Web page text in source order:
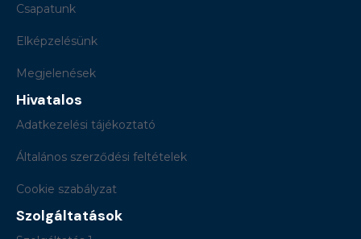
Csapatunk
Elképzelésünk
Megjelenések
Hivatalos
Adatkezelési tájékoztató
Általános szerződési feltételek
Cookie szabályzat
Szolgáltatások